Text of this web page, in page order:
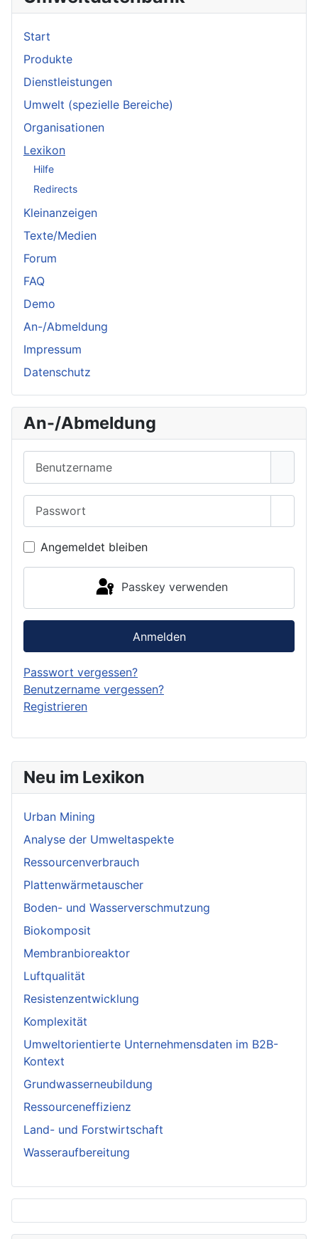
Neu im Lexikon
Urban Mining
Analyse der Umweltaspekte
Ressourcenverbrauch
Plattenwärmetauscher
Boden- und Wasserverschmutzung
Biokomposit
Membranbioreaktor
Luftqualität
Resistenzentwicklung
Komplexität
Umweltorientierte Unternehmensdaten im B2B-
Kontext
Grundwasserneubildung
Ressourceneffizienz
Land- und Forstwirtschaft
Wasseraufbereitung
Start
Produkte
Dienstleistungen
Umwelt (spezielle Bereiche)
Organisationen
Lexikon
Hilfe
Redirects
Kleinanzeigen
Texte/Medien
Forum
FAQ
Demo
An-/Abmeldung
Impressum
Datenschutz
An-/Abmeldung
Angemeldet bleiben
Passkey verwenden
Anmelden
Passwort vergessen?
Benutzername vergessen?
Registrieren